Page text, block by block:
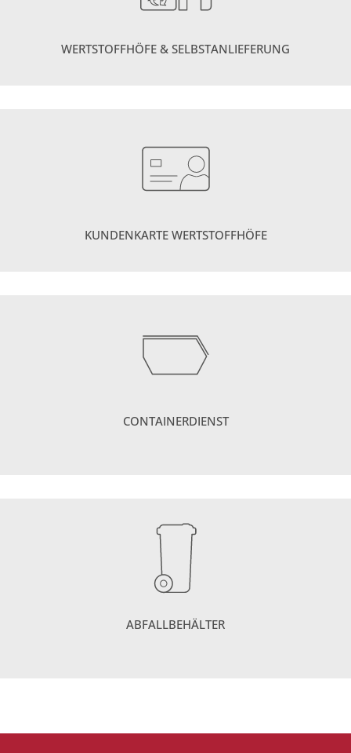
WERTSTOFFHÖFE & SELBSTANLIEFERUNG
KUNDENKARTE WERTSTOFFHÖFE
CONTAINERDIENST
ABFALLBEHÄLTER